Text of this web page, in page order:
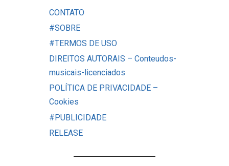
CONTATO
#SOBRE
#TERMOS DE USO
DIREITOS AUTORAIS – Conteudos-
musicais-licenciados
POLÍTICA DE PRIVACIDADE –
Cookies
#PUBLICIDADE
RELEASE